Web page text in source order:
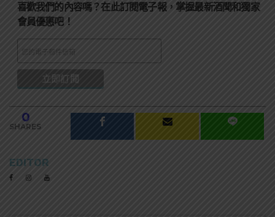
喜歡我們的內容嗎？在此訂閱電子報，掌握最新酒聞和獨家
會員優惠吧！
0
SHARES
EDITOR